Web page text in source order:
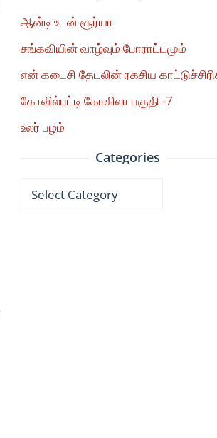
ஆன்டி உடன் சூர்யா
சங்கவியின் வாழ்வும் போராட்டமும்
என் கடைசி தேடலின் ரகசிய
கோவில்பட்டி கோகிலா பகுதி -7
உலர் பழம்
Categories
Categories